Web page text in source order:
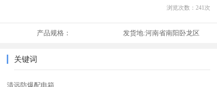
浏览次数： 241次
产品规格： 发货地:河南省南阳卧龙区
关键词
清远防爆配电箱